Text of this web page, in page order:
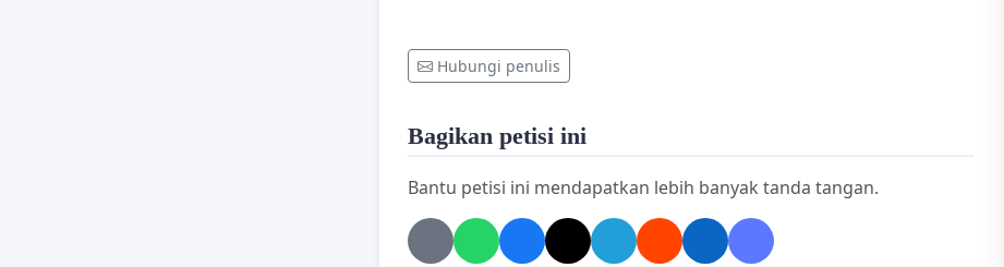
Hubungi penulis
Bagikan petisi ini
Bantu petisi ini mendapatkan lebih banyak tanda tangan.